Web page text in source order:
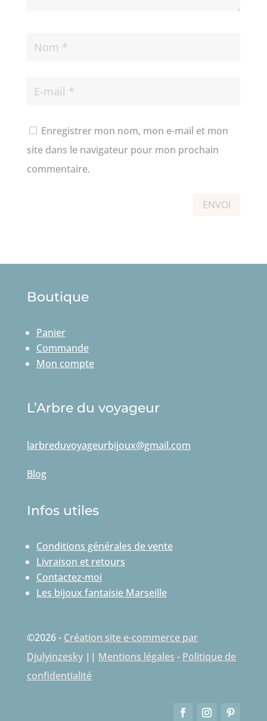
Enregistrer mon nom, mon e-mail et mon
site dans le navigateur pour mon prochain
commentaire.
ENVOI
Boutique
Panier
Commande
Mon compte
L’Arbre du voyageur
larbreduvoyageurbijoux@gmail.com
Blog
Infos utiles
Conditions générales de vente
Livraison et retours
Contactez-moi
Les bijoux fantaisie Marseille
©2026 - Création site e-commerce par
Djulyinzesky|| Mentions légales - Politique de
confidentialité